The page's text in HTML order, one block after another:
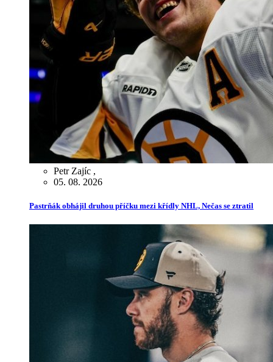
Petr Zajíc ,
05. 08. 2026
Pastrňák obhájil druhou příčku mezi křídly NHL, Nečas se ztratil